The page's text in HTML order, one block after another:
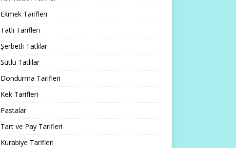
Ekmek Tarifleri
Tatlı Tarifleri
Şerbetli Tatlılar
Sütlü Tatlılar
Dondurma Tarifleri
Kek Tarifleri
Pastalar
Tart ve Pay Tarifleri
Kurabiye Tarifleri